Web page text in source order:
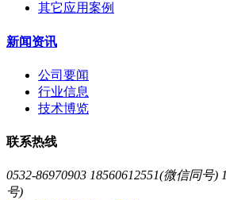
其它应用案例
新闻资讯
公司要闻
行业信息
技术博览
联系热线
0532-86970903 18560612551(微信同号)
号)